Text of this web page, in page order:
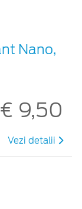
Nano,
€ 9,50
Vezi detalii